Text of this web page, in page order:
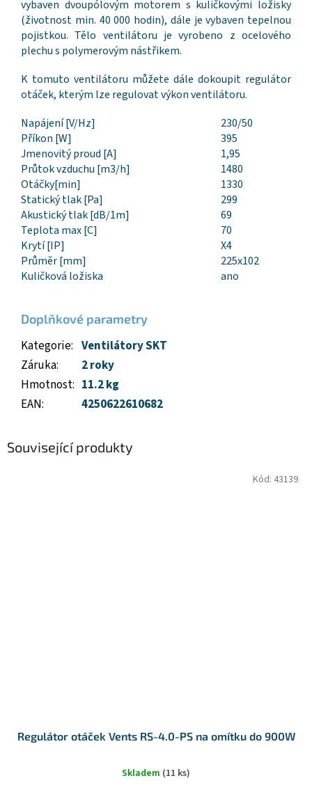
vybaven dvoupólovým motorem s kuličkovými ložisky
(životnost min. 40 000 hodin), dále je vybaven tepelnou
pojistkou. Tělo ventilátoru je vyrobeno z ocelového
plechu s polymerovým nástřikem.
K tomuto ventilátoru můžete dále dokoupit regulátor
otáček, kterým lze regulovat výkon ventilátoru.
Napájení [V/Hz]
230/50
Příkon [W]
395
Jmenovitý proud [A]
1,95
Průtok vzduchu [m3/h]
1480
Otáčky[min]
1330
Statický tlak [Pa]
299
Akustický tlak [dB/1m]
69
Teplota max [C]
70
Krytí [IP]
X4
Průměr [mm]
225x102
Kuličková ložiska
ano
Doplňkové parametry
Kategorie: Ventilátory SKT
Záruka:
2 roky
Hmotnost: 11.2 kg
EAN: 4250622610682
Související produkty
Regulátor otáček Vents RS-4.0-PS na omítku do 900W
Skladem (11 ks)
Kód: 43139